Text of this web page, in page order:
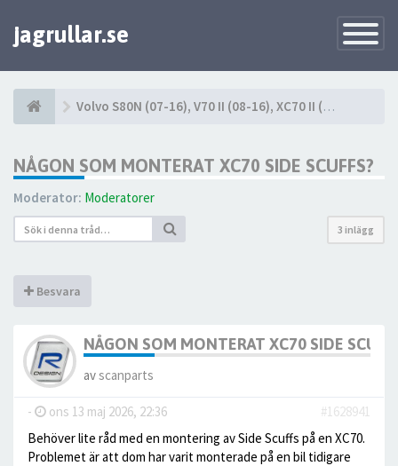
Toggle
jagrullar.se
Volvo S80N (07-16), V70 II (08-16), XC70 II (08-16)
NÅGON SOM MONTERAT XC70 SIDE SCUFFS?
Moderator: Moderatorer
3 inlägg
Besvara
NÅGON SOM MONTERAT XC70 SIDE
avscanparts
- ons 13 maj 2026, 22:36
#1628941
Behöver lite råd med en montering av Side Scuffs på en XC70.
Problemet är att dom har varit monterade på en bil tidigare